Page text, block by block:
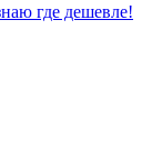
где дешевле!